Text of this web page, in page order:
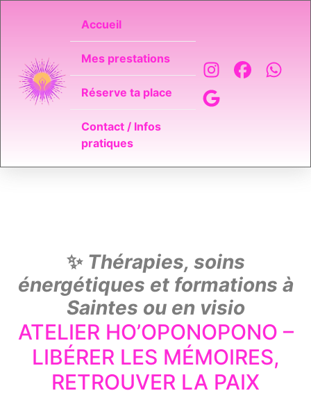
Accueil
Mes prestations
Réserve ta place
Contact / Infos
pratiques
✨ Thérapies, soins
énergétiques et formations à
Saintes ou en visio
ATELIER HO’OPONOPONO –
LIBÉRER LES MÉMOIRES,
RETROUVER LA PAIX